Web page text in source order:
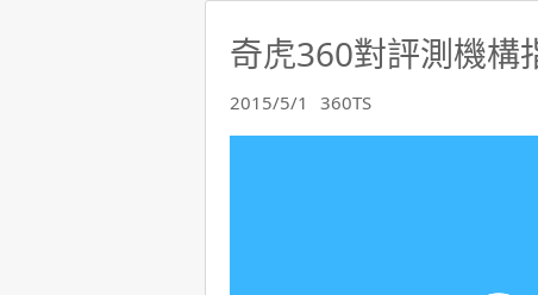
奇虎360對評測機構
2015/5/1 360TS